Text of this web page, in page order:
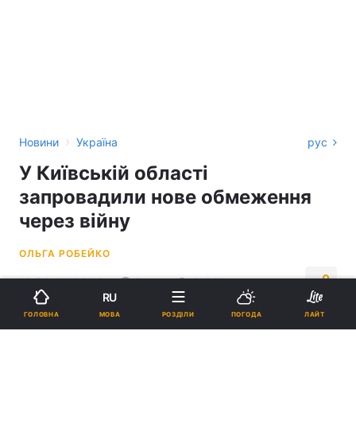
Новини › Україна рус
У Київській області
запровадили нове обмеження
через війну
ОЛЬГА РОБЕЙКО
15:54, 09.06.23 2 хв. 51992
Підпишіться на нас в Google
ГОЛОВНА
RU
МОВА РОЗДІЛИ ПОГОДА ЛАЙТ